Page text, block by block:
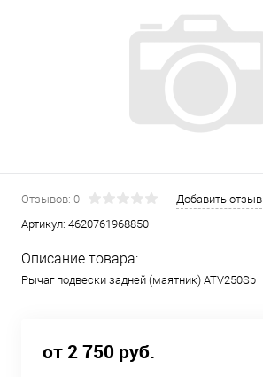
Отзывов: 0
Добавить отзыв
Артикул: 4620761968850
Описание товара:
Рычаг подвески задней (маятник) ATV250Sb
от 2 750 руб.